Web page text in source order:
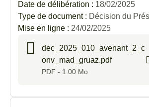
Date de délibération : 18/02/2025
Type de document : Décision du
Mise en ligne : 24/02/2025
dec_2025_010_avenant_2_c
onv_mad_gruaz.pdf
PDF - 1.00 Mo